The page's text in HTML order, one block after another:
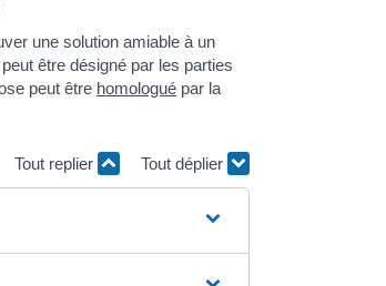
une solution amiable à un
être désigné par les parties
peut être homologué par la
Tout replier Tout déplier